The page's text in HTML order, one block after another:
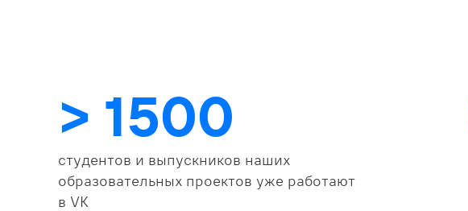
> 1500
студентов и выпускников наших
образовательных проектов уже работают
в VK